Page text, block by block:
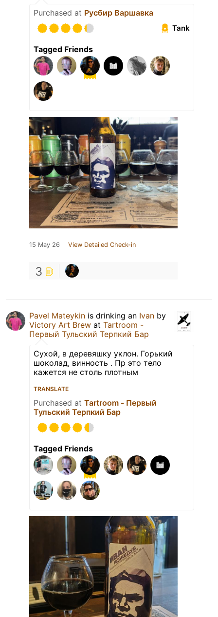
Purchased at Русбир Варшавка
Tank
Tagged Friends
15 May 26 View Detailed Check-in
3
Pavel Mateykin is drinking an Ivan by
Victory Art Brew at Tartroom -
Первый Тульский Терпкий Бар
Сухой, в деревяшку уклон. Горький
шоколад, винность . Пр это тело
кажется не столь плотным
TRANSLATE
Purchased at Tartroom - Первый
Тульский Терпкий Бар
Tagged Friends